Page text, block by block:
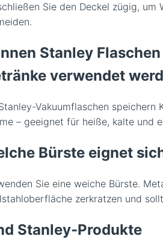
Sie den Deckel zügig, um
Stanley
verwendet
Vakuumflaschen speichern
– geeignet für heiße, kalte und
Bürste eignet
Sie eine weiche Bürste.
zerkratzen und
Stanley-Produkte